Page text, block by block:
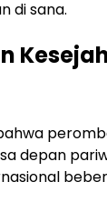
di sana.
depan